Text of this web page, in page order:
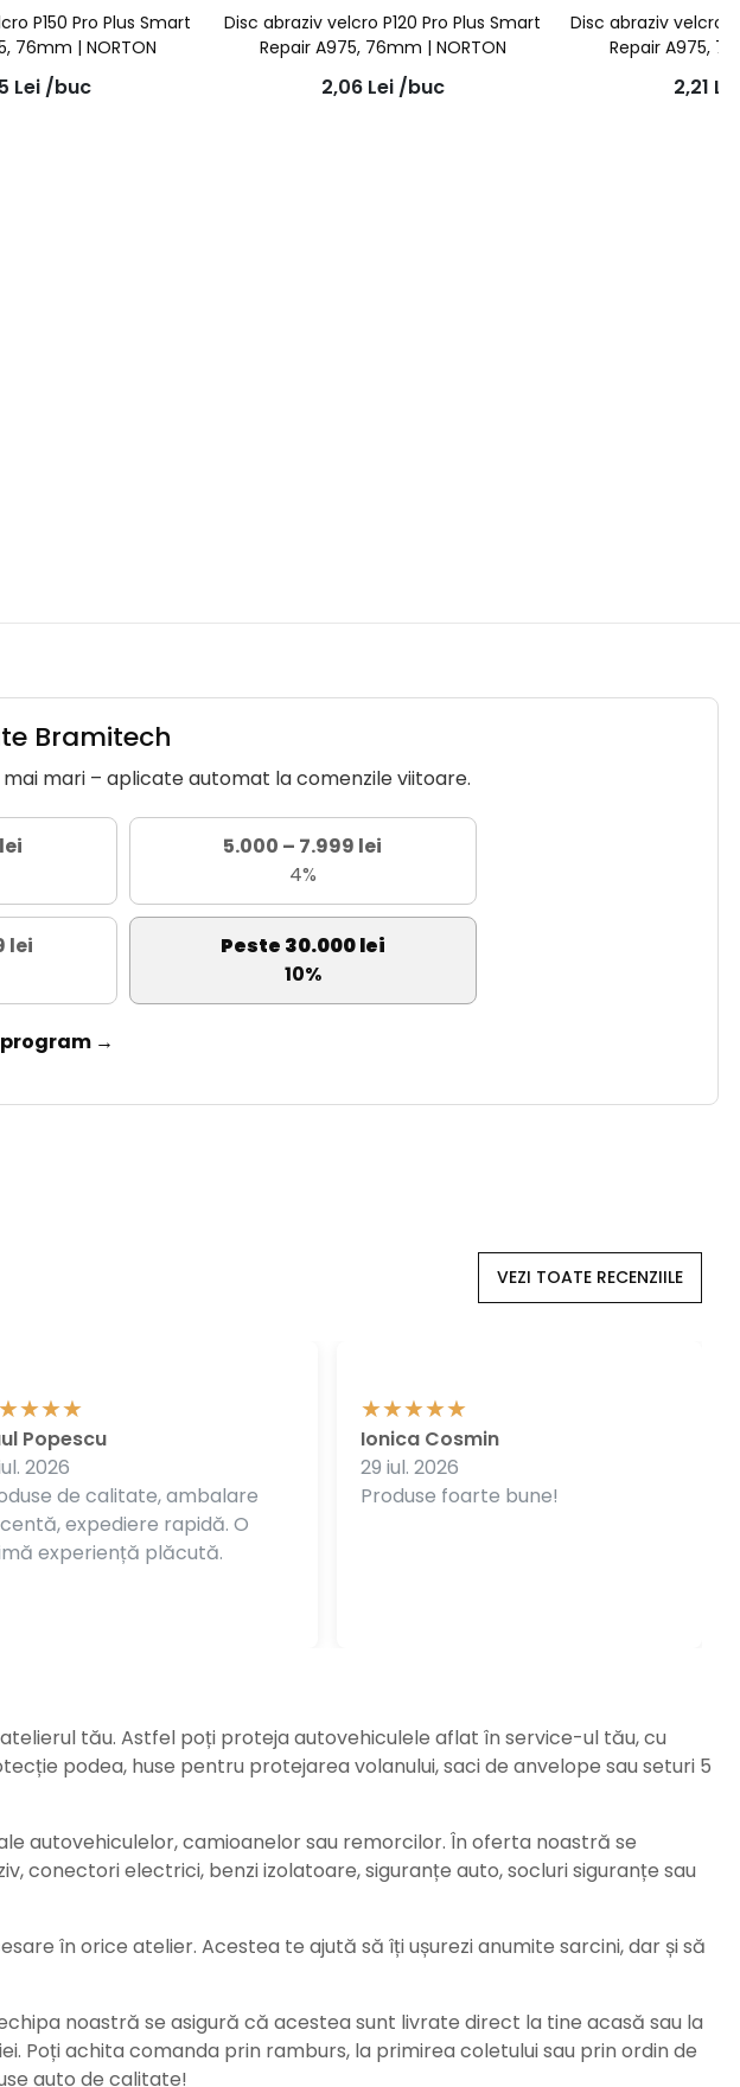
P150 Pro Plus Smart
76mm | NORTON
Lei /buc
Disc abraziv velcro P120 Pro Plus Smart
Repair A975, 76mm | NORTON
2,06 Lei /buc
Disc abraziv velcro
Repair A975,
2,21 Lei
Bramitech
mari – aplicate automat la comenzile viitoare.
5.000 – 7.999 lei
4%
lei
Peste 30.000 lei
10%
→
VEZI TOATE RECENZIILE
de calitate, ambalare
expediere rapidă. O
experiență plăcută.
Popescu
2026
Produse foarte bune!
Ionica Cosmin
29 iul. 2026
tău. Astfel poți proteja autovehiculele aflat în service-ul tău, cu
podea, huse pentru protejarea volanului, saci de anvelope sau seturi 5
autovehiculelor, camioanelor sau remorcilor. În oferta noastră se
electrici, benzi izolatoare, siguranțe auto, socluri siguranțe sau
în orice atelier. Acestea te ajută să îți ușurezi anumite sarcini, dar și să
noastră se asigură că acestea sunt livrate direct la tine acasă sau la
Poți achita comanda prin ramburs, la primirea coletului sau prin ordin de
auto de calitate!